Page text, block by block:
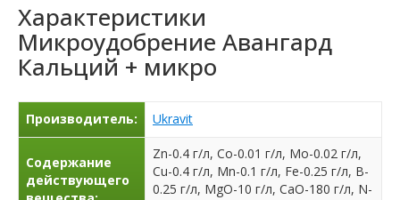
Характеристики
Микроудобрение Авангард
Кальций + микро
Производитель: Ukravit
Содержание
действующего
Zn-0.4 г/л, Co-0.01 г/л, Mo-0.02 г/л,
Cu-0.4 г/л, Mn-0.1 г/л, Fe-0.25 г/л, B-
0.25 г/л, MgO-10 г/л, CaO-180 г/л, N-